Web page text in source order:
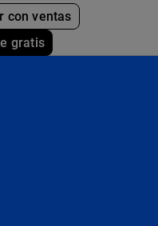
con ventas
gratis